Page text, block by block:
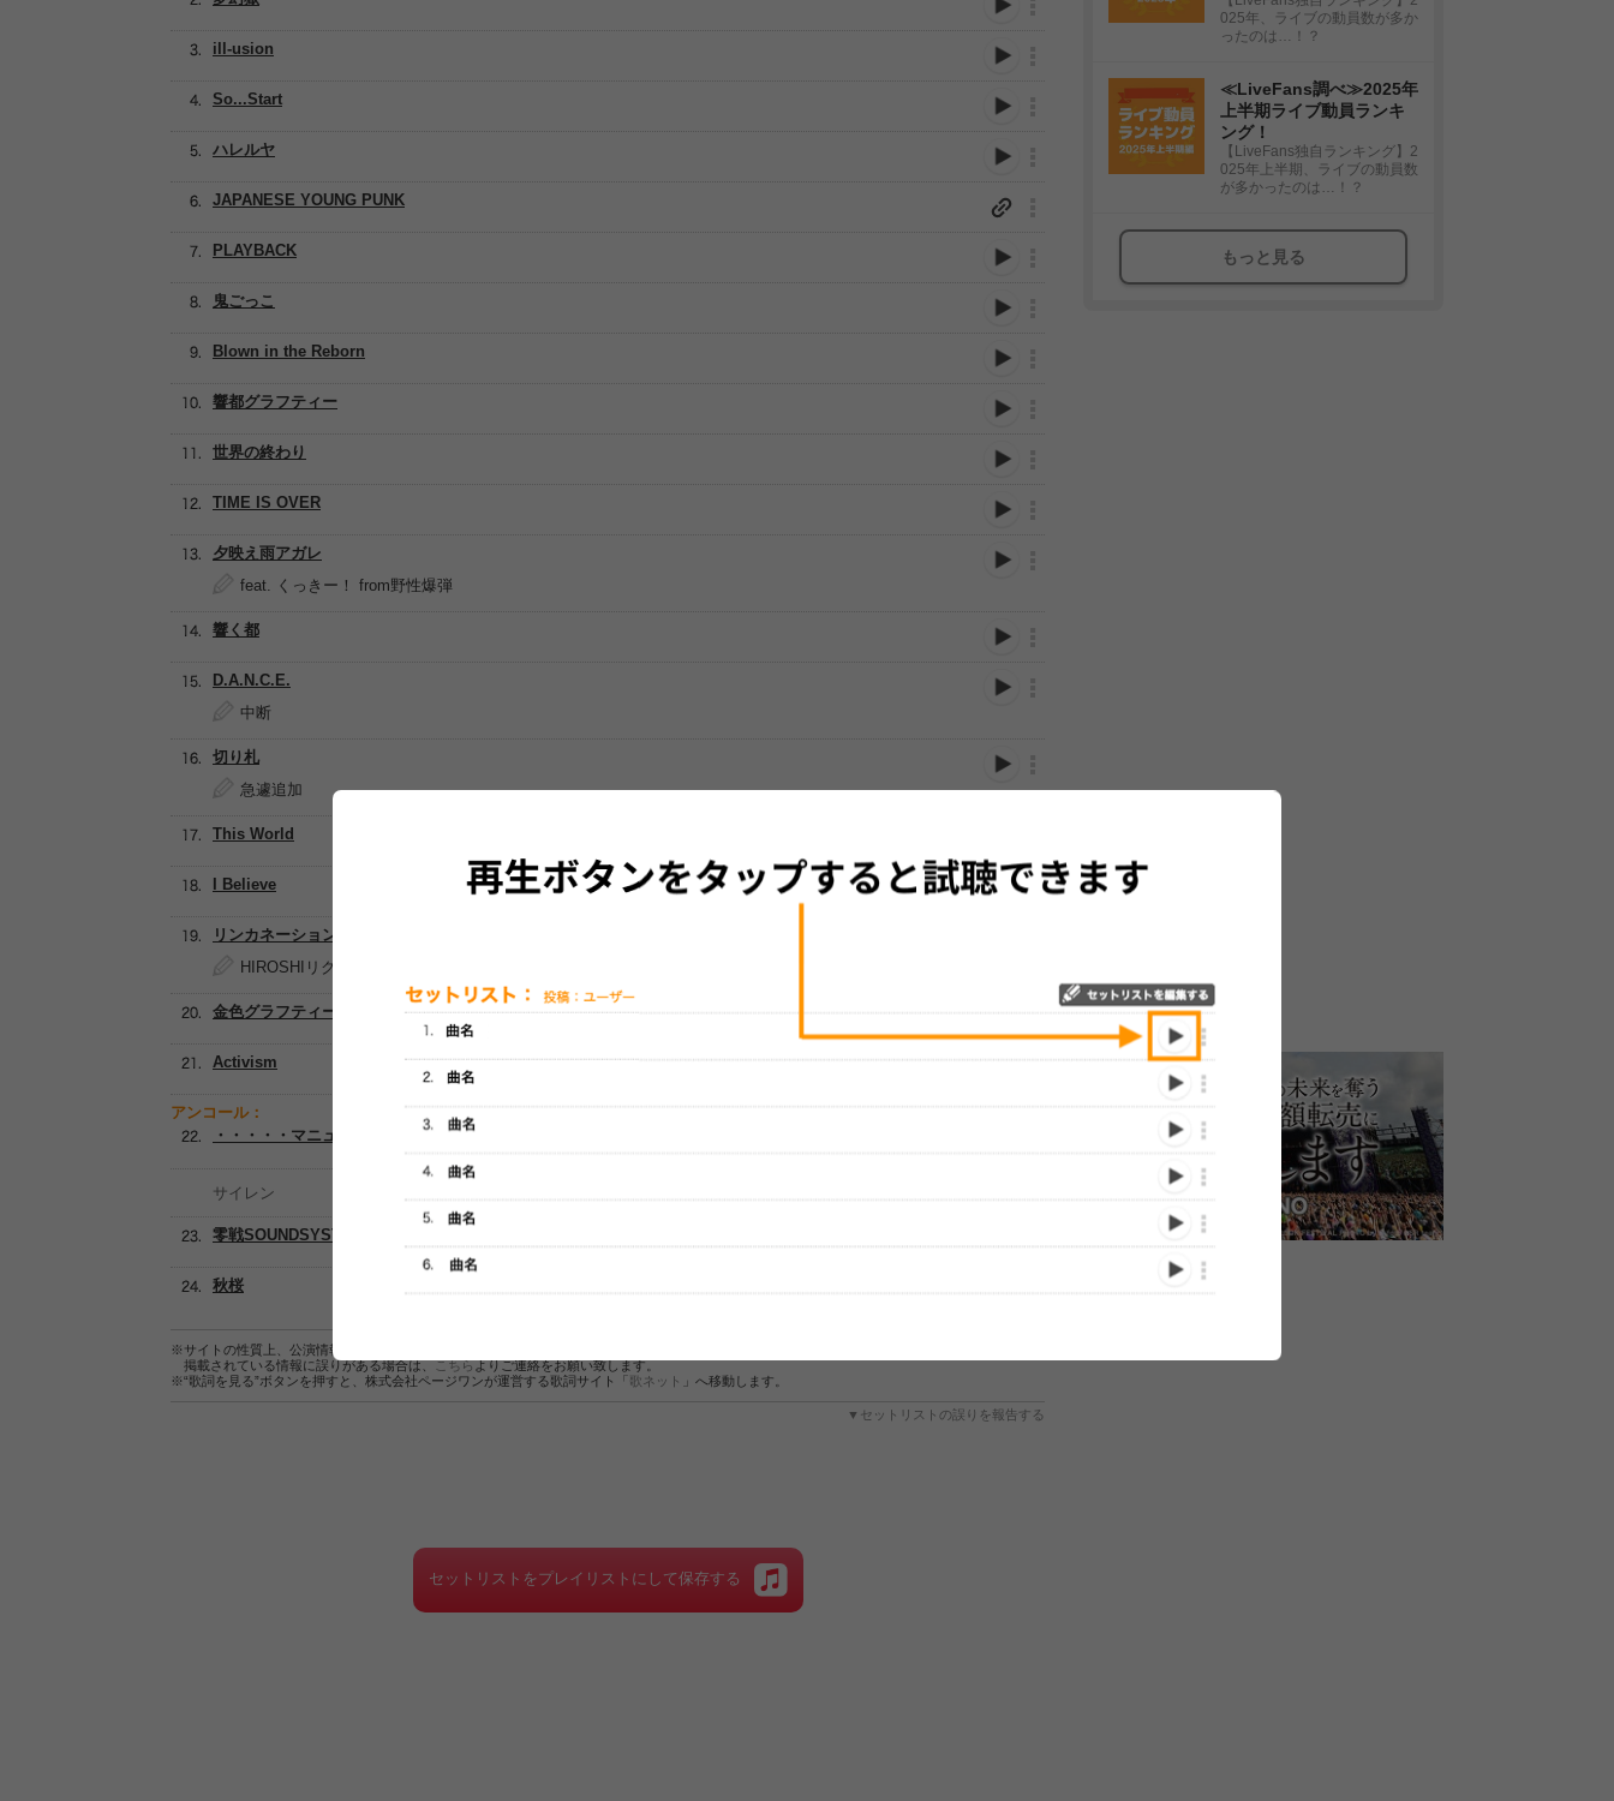
響都グラフティー
So...Start
ill-usion
ハレルヤ
鬼ごっこ
PLAYBACK
JAPANESE YOUNG PUNK
Blown in the Reborn
世界の終わり
TIME IS OVER
夕映え雨アガレ
feat. くっきー！ from野性爆弾
響く都
D.A.N.C.E.
中断
切り札
急遽追加
This World
I Believe
リンカネーション
HIROSHIリクエスト
金色グラフティー
Activism
アンコール：
・・・・・マニュアル07
サイレン
零戦SOUNDSYSTEM
秋桜
※サイトの性質上、公演情報およびセットリスト情報の正確性は保証されませんので、あらかじめご了承ください。
掲載されている情報に誤りがある場合は、こちらよりご連絡をお願い致します。
※“歌詞を見る”ボタンを押すと、株式会社ページワンが運営する歌詞サイト「歌ネット 」へ移動します。
▼セットリストの誤りを報告する
セットリストをプレイリストにして保存する
025年、ライブの動員数が多か
ったのは…！？
≪LiveFans調べ≫2025年
上半期ライブ動員ランキ
ング！
【LiveFans独自ランキング】2
025年上半期、ライブの動員数
が多かったのは…！？
もっと見る